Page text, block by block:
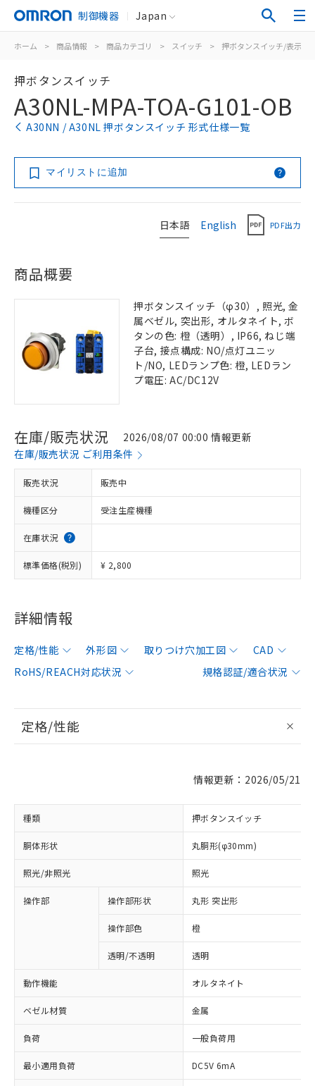
制御機器 Japan
ホーム > 商品情報 > 商品カテゴリ > スイッチ > 押ボタンスイッチ/表示灯
押ボタンスイッチ
A30NL-MPA-TOA-G101-OB
A30NN / A30NL 押ボタンスイッチ 形式仕様一覧
マイリストに追加
日本語 English PDF出力
商品概要
押ボタンスイッチ（φ30）, 照光, 金
属ベゼル, 突出形, オルタネイト, ボ
タンの色: 橙（透明）, IP66, ねじ端
子台, 接点構成: NO/点灯ユニッ
ト/NO, LEDランプ色: 橙, LEDラン
プ電圧: AC/DC12V
在庫/販売状況
2026/08/07 00:00 情報更新
在庫/販売状況 ご利用条件
販売状況 販売中
機種区分 受注生産機種
在庫状況
標準価格(税別) ¥ 2,800
詳細情報
定格/性能 外形図 取りつけ穴加工図
CAD
RoHS/REACH対応状況
規格認証/適合状況
定格/性能
情報更新：2026/05/21
種類 押ボタンスイッチ
胴体形状 丸胴形(φ30mm)
照光/非照光 照光
操作部 操作部形状 丸形 突出形
操作部色 橙
透明/不透明 透明
動作機能 オルタネイト
ベゼル材質 金属
負荷 一般負荷用
最小適用負荷 DC5V 6mA